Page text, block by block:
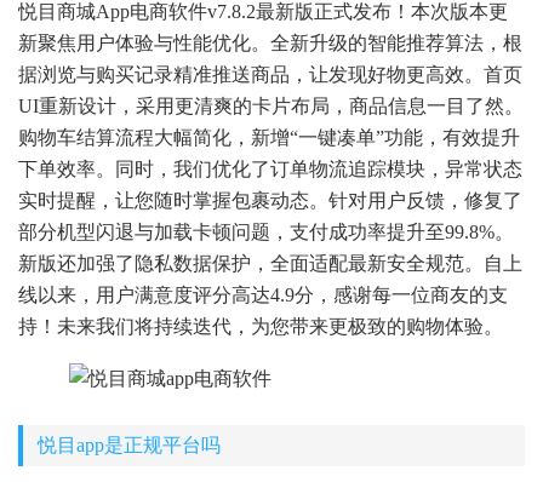
悦目商城App电商软件v7.8.2最新版正式发布！本次版本更
新聚焦用户体验与性能优化。全新升级的智能推荐算法，根
据浏览与购买记录精准推送商品，让发现好物更高效。首页
UI重新设计，采用更清爽的卡片布局，商品信息一目了然。
购物车结算流程大幅简化，新增“一键凑单”功能，有效提升
下单效率。同时，我们优化了订单物流追踪模块，异常状态
实时提醒，让您随时掌握包裹动态。针对用户反馈，修复了
部分机型闪退与加载卡顿问题，支付成功率提升至99.8%。
新版还加强了隐私数据保护，全面适配最新安全规范。自上
线以来，用户满意度评分高达4.9分，感谢每一位商友的支
持！未来我们将持续迭代，为您带来更极致的购物体验。
悦目app是正规平台吗